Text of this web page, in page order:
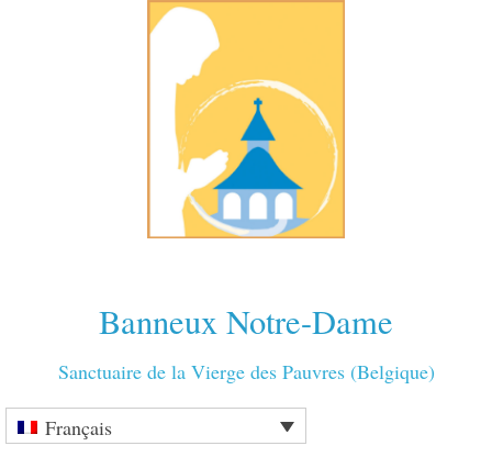
Banneux Notre-Dame
Sanctuaire de la Vierge des Pauvres (Belgique)
Français